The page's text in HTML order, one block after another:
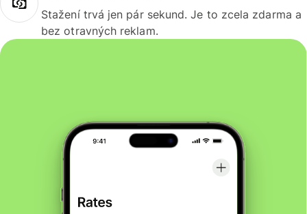
Stažení trvá jen pár sekund. Je to zcela zdarma a
bez otravných reklam.